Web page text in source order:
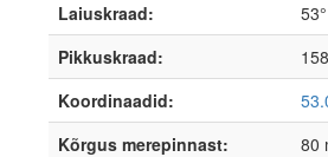
Laiuskraad:
Pikkuskraad:
Koordinaadid:
Kõrgus merepinnast:
80